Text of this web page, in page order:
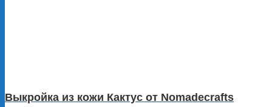
Выкройка из кожи Кактус от Nomadecrafts